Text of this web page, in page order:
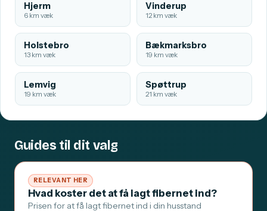
Hjerm
6 km væk
Vinderup
12 km væk
Holstebro
13 km væk
Bækmarksbro
19 km væk
Lemvig
19 km væk
Spøttrup
21 km væk
Guides til dit valg
RELEVANT HER
Hvad koster det at få lagt fibernet ind?
Prisen for at få lagt fibernet ind i din husstand